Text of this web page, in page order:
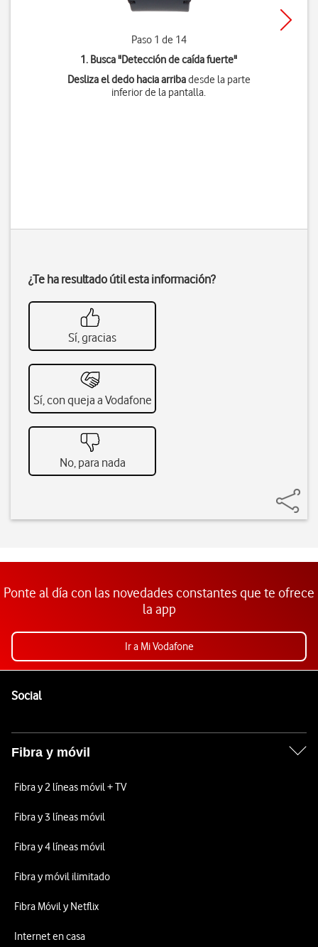
Paso 1 de 14
1. Busca "Detección de caída fuerte"
Desliza el dedo hacia arribadesde la parte
inferior de la pantalla.
¿Te ha resultado útil esta información?
Sí, gracias
Sí, con queja a Vodafone
No, para nada
Ponte al día con las novedades constantes que te ofrece
la app
Ir a Mi Vodafone
SocialEnlaces a las redes sociales de Vodafone
Fibra y móvil
Fibra y 2 líneas móvil + TV
Fibra y 3 líneas móvil
Fibra y 4 líneas móvil
Fibra y móvil ilimitado
Fibra Móvil y Netflix
Internet en casa